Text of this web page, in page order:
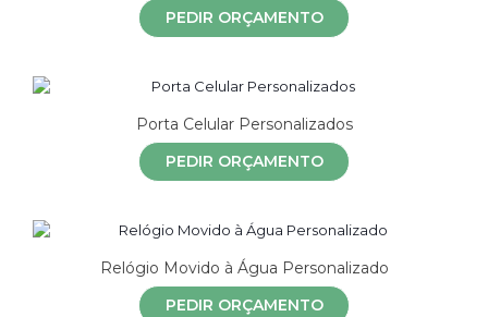
PEDIR ORÇAMENTO
Porta Celular Personalizados
PEDIR ORÇAMENTO
Relógio Movido à Água Personalizado
PEDIR ORÇAMENTO